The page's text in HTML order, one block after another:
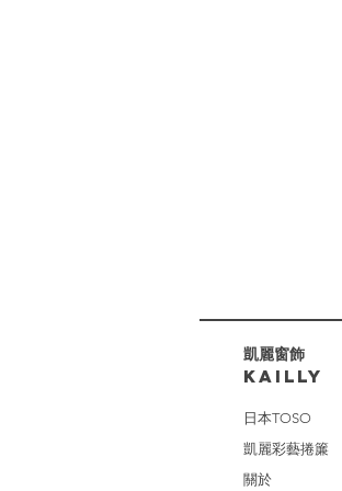
​凱麗窗飾
KAILLY
日本TOSO
凱麗彩藝捲簾
關於